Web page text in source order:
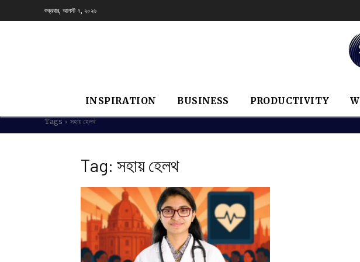
শুক্রবার, আগস্ট ৭, ২০২৬
INSPIRATION BUSINESS PRODUCTIVITY
Tags সহায় হেলথ
Tag: সহায় হেলথ